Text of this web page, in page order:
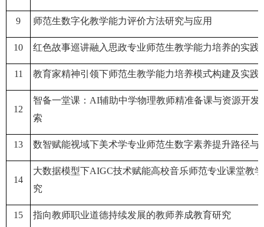
9 师范生数字化教学能力评价方法研究与应用
10 红色故事巡讲融入思政专业师范生教学能力培养的实践
11 教育家精神引领下师范生教学能力培养模式构建及实践
12
智备一堂课： AI辅助中学物理教师精准备课与资源开发
索
13 数智赋能视域下美术学专业师范生数字素养提升路径与
14
大数据模型下AIGC技术赋能高校音乐师范专业课堂教
究
15 指向教师职业道德持续发展的教师养成教育研究